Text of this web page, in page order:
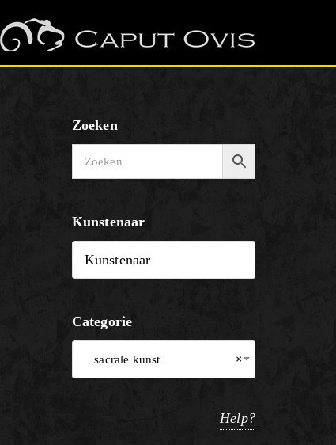
Zoeken
Kunstenaar
Categorie
×
sacrale kunst
Help?